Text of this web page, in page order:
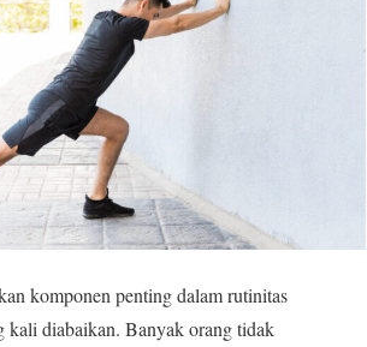
komponen penting dalam rutinitas
kali diabaikan. Banyak orang tidak